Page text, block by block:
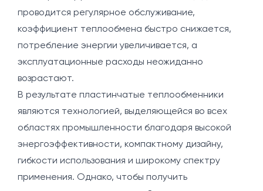
проводится регулярное обслуживание,
коэффициент теплообмена быстро снижается,
потребление энергии увеличивается, а
эксплуатационные расходы неожиданно
возрастают.
В результате пластинчатые теплообменники
являются технологией, выделяющейся во всех
областях промышленности благодаря высокой
энергоэффективности, компактному дизайну,
гибкости использования и широкому спектру
применения. Однако, чтобы получить